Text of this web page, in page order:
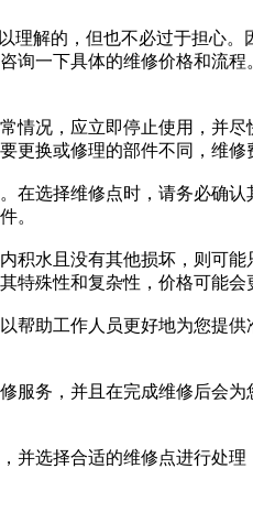
理解的，但也不必过于担心。
询一下具体的维修价格和流程
情况，应立即停止使用，并
换或修理的部件不同，维修
在选择维修点时，请务必确
。
积水且没有其他损坏，则可
特殊性和复杂性，价格可能会
帮助工作人员更好地为您提供
服务，并且在完成维修后会
并选择合适的维修点进行处理